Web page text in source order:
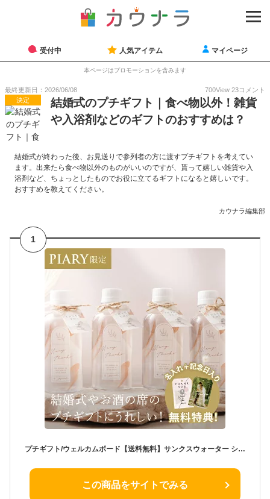
受付中 人気アイテム マイページ
本ページはプロモーションを含みます
最終更新日：2026/06/08 700View 23コメント
決定
結婚式のプチギフト｜食べ物以外！雑貨
や入浴剤などのギフトのおすすめは？
結婚式が終わった後、お見送りで参列者の方に渡すプチギフトを考えてい
ます。出来たら食べ物以外のものがいいのですが、貰って嬉しい雑貨や入
浴剤など、ちょっとしたものでお役に立てるギフトになると嬉しいです。
おすすめを教えてください。
カウナラ編集部
1
プチギフト/ウェルカムボード【送料無料】サンクスウォーター シアーグロス(40本入り)(秋ギフト ギフト プチギフト 退職 水 飲み物 ドリンク 歓送迎会 異動 転職 産休 結婚式 二次会 ウェディング 披露宴 P★パーティ ノベルティ 子供会 子ども 景品 粗品)
この商品をサイトでみる